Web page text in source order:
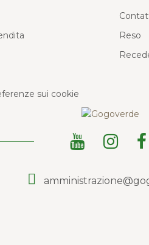
sui cookie
Reso